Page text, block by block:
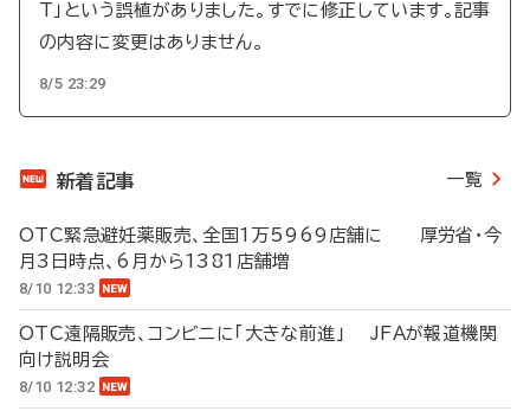
T」という誤植がありました。すでに修正しています。記事
の内容に変更はありません。
8/5 23:29
新着記事 一覧
OTC緊急避妊薬販売、全国1万5969店舗に 厚労省・今
月3日時点、6月から1381店舗増
8/10 12:33
OTC遠隔販売、コンビニに「大きな前進」 JFAが報道機関
向け説明会
8/10 12:32